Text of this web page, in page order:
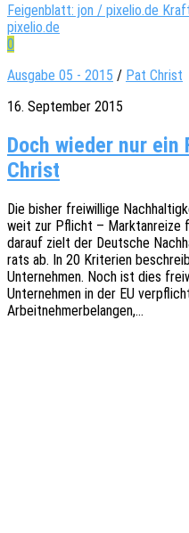
Feigenblatt: jon / pixelio.de
pixelio.de
0
Ausgabe 05 - 2015 / Pat Christ
16. September 2015
Doch wieder nur
Christ
Die bisher frei­wil­li­ge
weit zur Pflicht – Markt­an­rei­ze
darauf zielt der Deut­sche
rats ab. In 20 Krite­ri­en
Unter­neh­men. Noch ist dies
Unter­neh­men in der EU
Arbeitnehmerbelangen,…